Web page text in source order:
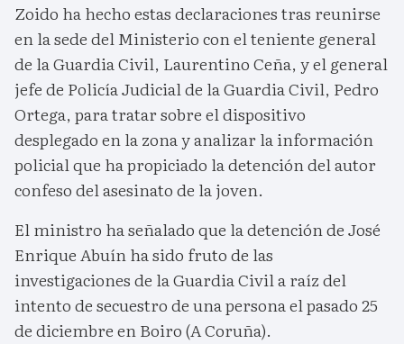
Zoido ha hecho estas declaraciones tras reunirse
en la sede del Ministerio con el teniente general
de la Guardia Civil, Laurentino Ceña, y el general
jefe de Policía Judicial de la Guardia Civil, Pedro
Ortega, para tratar sobre el dispositivo
desplegado en la zona y analizar la información
policial que ha propiciado la detención del autor
confeso del asesinato de la joven.
El ministro ha señalado que la detención de José
Enrique Abuín ha sido fruto de las
investigaciones de la Guardia Civil a raíz del
intento de secuestro de una persona el pasado 25
de diciembre en Boiro (A Coruña).